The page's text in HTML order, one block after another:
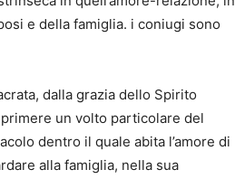
e della famiglia. i coniugi sono
dalla grazia dello Spirito
un volto particolare del
dentro il quale abita l’amore di
alla famiglia, nella sua